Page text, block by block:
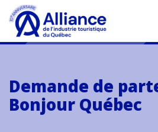
Demande de
Bonjour Québec